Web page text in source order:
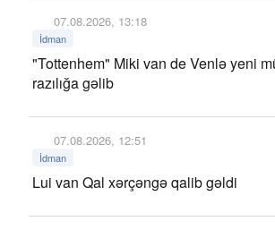
07.08.2026, 13:18
İdman
"Tottenhem" Miki van de Venlə yeni
razılığa gəlib
07.08.2026, 12:51
İdman
Lui van Qal xərçəngə qalib gəldi